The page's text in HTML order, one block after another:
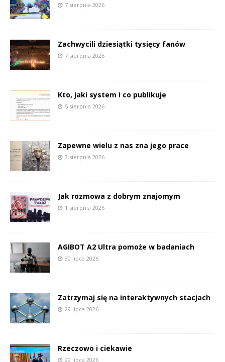
7 sierpnia 2026
Zachwycili dziesiątki tysięcy fanów
7 sierpnia 2026
Kto, jaki system i co publikuje
5 sierpnia 2026
Zapewne wielu z nas zna jego prace
3 sierpnia 2026
Jak rozmowa z dobrym znajomym
1 sierpnia 2026
AGIBOT A2 Ultra pomoże w badaniach
30 lipca 2026
Zatrzymaj się na interaktywnych stacjach
29 lipca 2026
Rzeczowo i ciekawie
29 lipca 2026